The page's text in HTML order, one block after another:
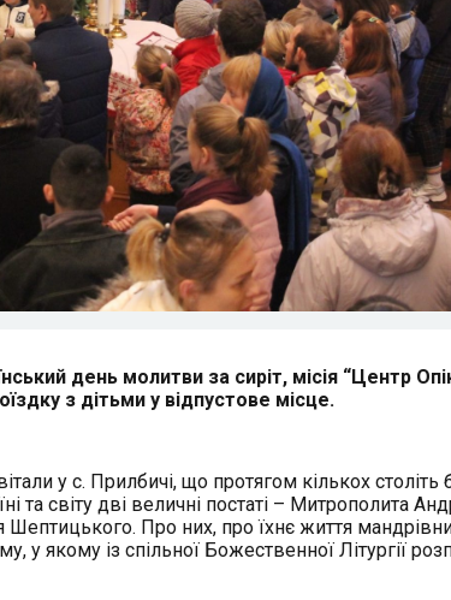
день молитви за сиріт, місія “Центр
з дітьми у відпустове місце.
у с. Прилбичі, що протягом кількох
та світу дві величні постаті – Митрополита
Про них, про їхнє життя
у якому із спільної Божественної Літургії